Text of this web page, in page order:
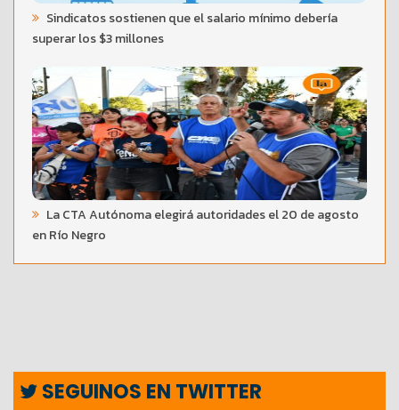
Sindicatos sostienen que el salario mínimo debería
superar los $3 millones
La CTA Autónoma elegirá autoridades el 20 de agosto
en Río Negro
SEGUINOS EN TWITTER